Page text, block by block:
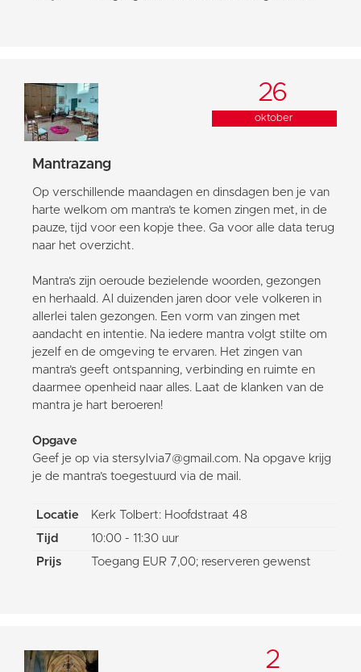
26
oktober
Mantrazang
Op verschillende maandagen en dinsdagen ben je van
harte welkom om mantra’s te komen zingen met, in de
pauze, tijd voor een kopje thee. Ga voor alle data terug
naar het overzicht.
Mantra’s zijn oeroude bezielende woorden, gezongen
en herhaald. Al duizenden jaren door vele volkeren in
allerlei talen gezongen. Een vorm van zingen met
aandacht en intentie. Na iedere mantra volgt stilte om
jezelf en de omgeving te ervaren. Het zingen van
mantra’s geeft ontspanning, verbinding en ruimte en
daarmee openheid naar alles. Laat de klanken van de
mantra je hart beroeren!
Opgave
Geef je op via stersylvia7@gmail.com. Na opgave krijg
je de mantra’s toegestuurd via de mail.
Locatie
Kerk Tolbert: Hoofdstraat 48
Tijd
10:00 - 11:30 uur
Prijs
Toegang EUR 7,00; reserveren gewenst
2